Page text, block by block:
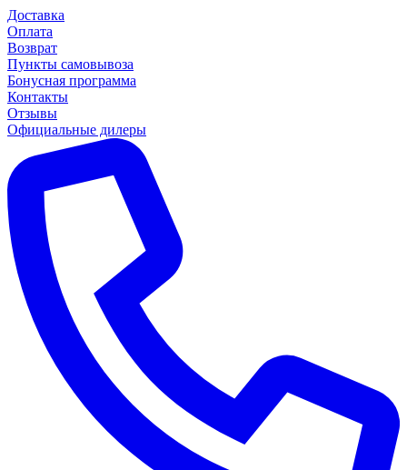
Доставка
Оплата
Возврат
Пункты самовывоза
Бонусная программа
Контакты
Отзывы
Официальные дилеры